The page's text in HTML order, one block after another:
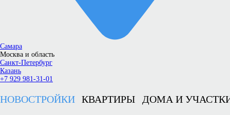
Самара
Москва и область
Санкт-Петербург
Казань
+7 929 981-31-01
НОВОСТРОЙКИ КВАРТИРЫ ДОМА И